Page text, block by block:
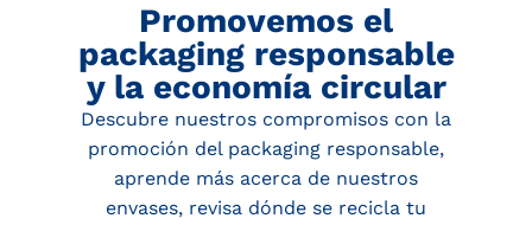
Promovemos el
packaging responsable
y la economía circular
Descubre nuestros compromisos con la
promoción del packaging responsable,
aprende más acerca de nuestros
envases, revisa dónde se recicla tu